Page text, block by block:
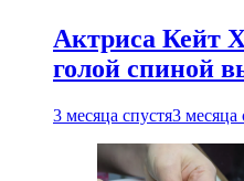
Актриса Кейт
голой спиной
3 месяца спустя3 месяца